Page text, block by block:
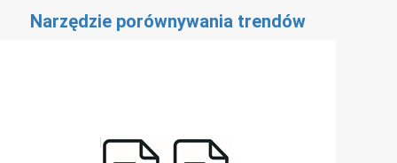
Narzędzie porównywania trendów